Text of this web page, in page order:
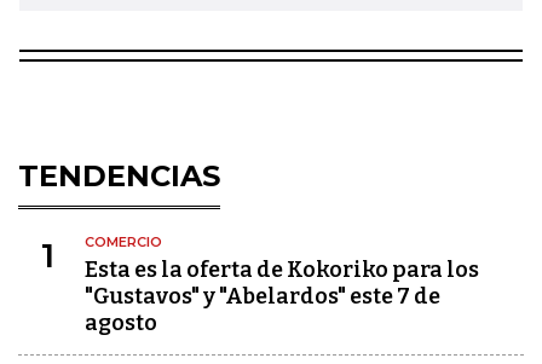
TENDENCIAS
1 COMERCIO
Esta es la oferta de Kokoriko para los
"Gustavos" y "Abelardos" este 7 de
agosto